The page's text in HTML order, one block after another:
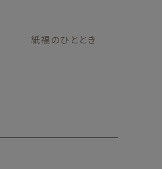
紙福のひととき